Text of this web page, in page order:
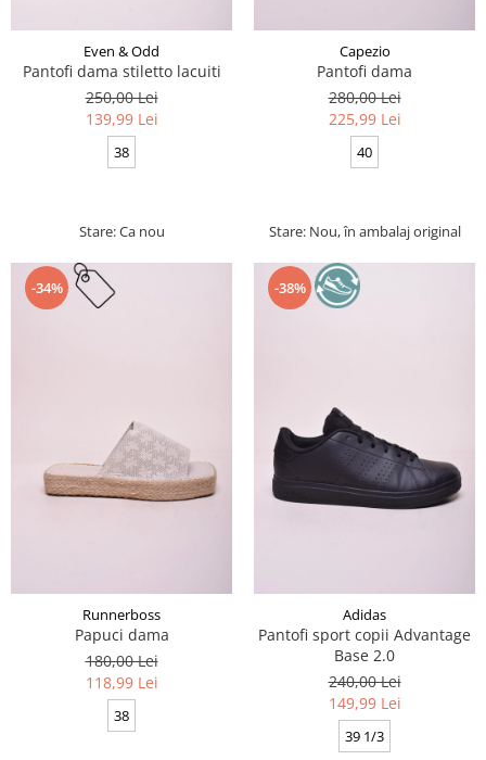
Even & Odd
Pantofi dama stiletto lacuiti
250,00 Lei
139,99 Lei
38
Stare: Ca nou
Capezio
Pantofi dama
280,00 Lei
225,99 Lei
40
Stare: Nou, în ambalaj original
-34%
Runnerboss
Papuci dama
180,00 Lei
118,99 Lei
38
-38%
Adidas
Pantofi sport copii Advantage
Base 2.0
240,00 Lei
149,99 Lei
39 1/3